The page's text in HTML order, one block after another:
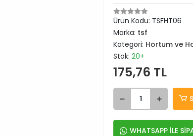
Ürün Kodu: TSFHT06
Marka: tsf
Kategori: Hortum ve
Stok: 20+
175,76 TL
WHATSAPP İLE